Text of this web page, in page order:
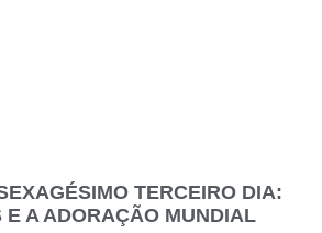
TERCEIRO DIA:
E A ADORAÇÃO MUNDIAL